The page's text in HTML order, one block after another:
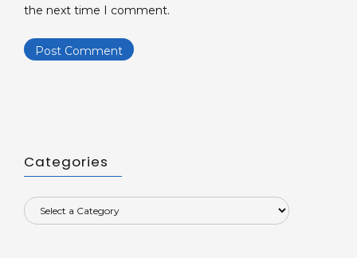
the next time I comment.
Categories